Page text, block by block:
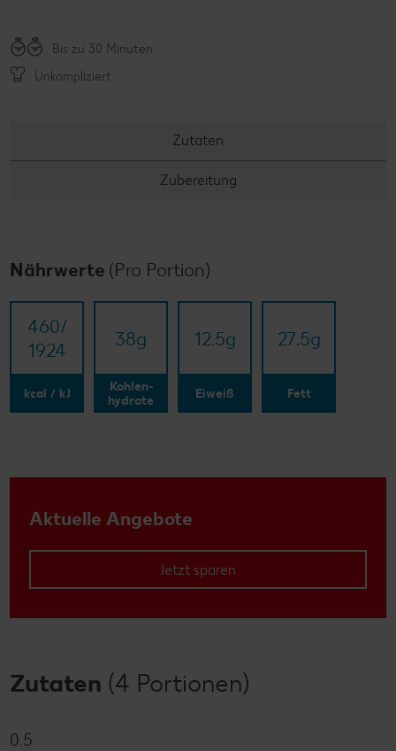
Bis zu 30 Minuten
Unkompliziert
Zutaten
Zubereitung
Nährwerte (Pro Portion)
460/​
1924
kcal / kJ
38g
Kohlen-
hydrate
12.5g
Eiweiß
27.5g
Fett
Aktuelle Angebote
Jetzt sparen
Zutaten (4 Portionen)
0.5